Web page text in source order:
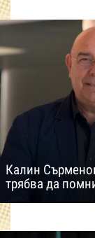
Калин
трябва да